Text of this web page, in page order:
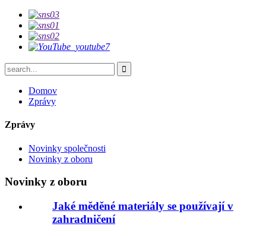
Domov
Zprávy
Zprávy
Novinky společnosti
Novinky z oboru
Novinky z oboru
Jaké měděné materiály se používají v
zahradničení